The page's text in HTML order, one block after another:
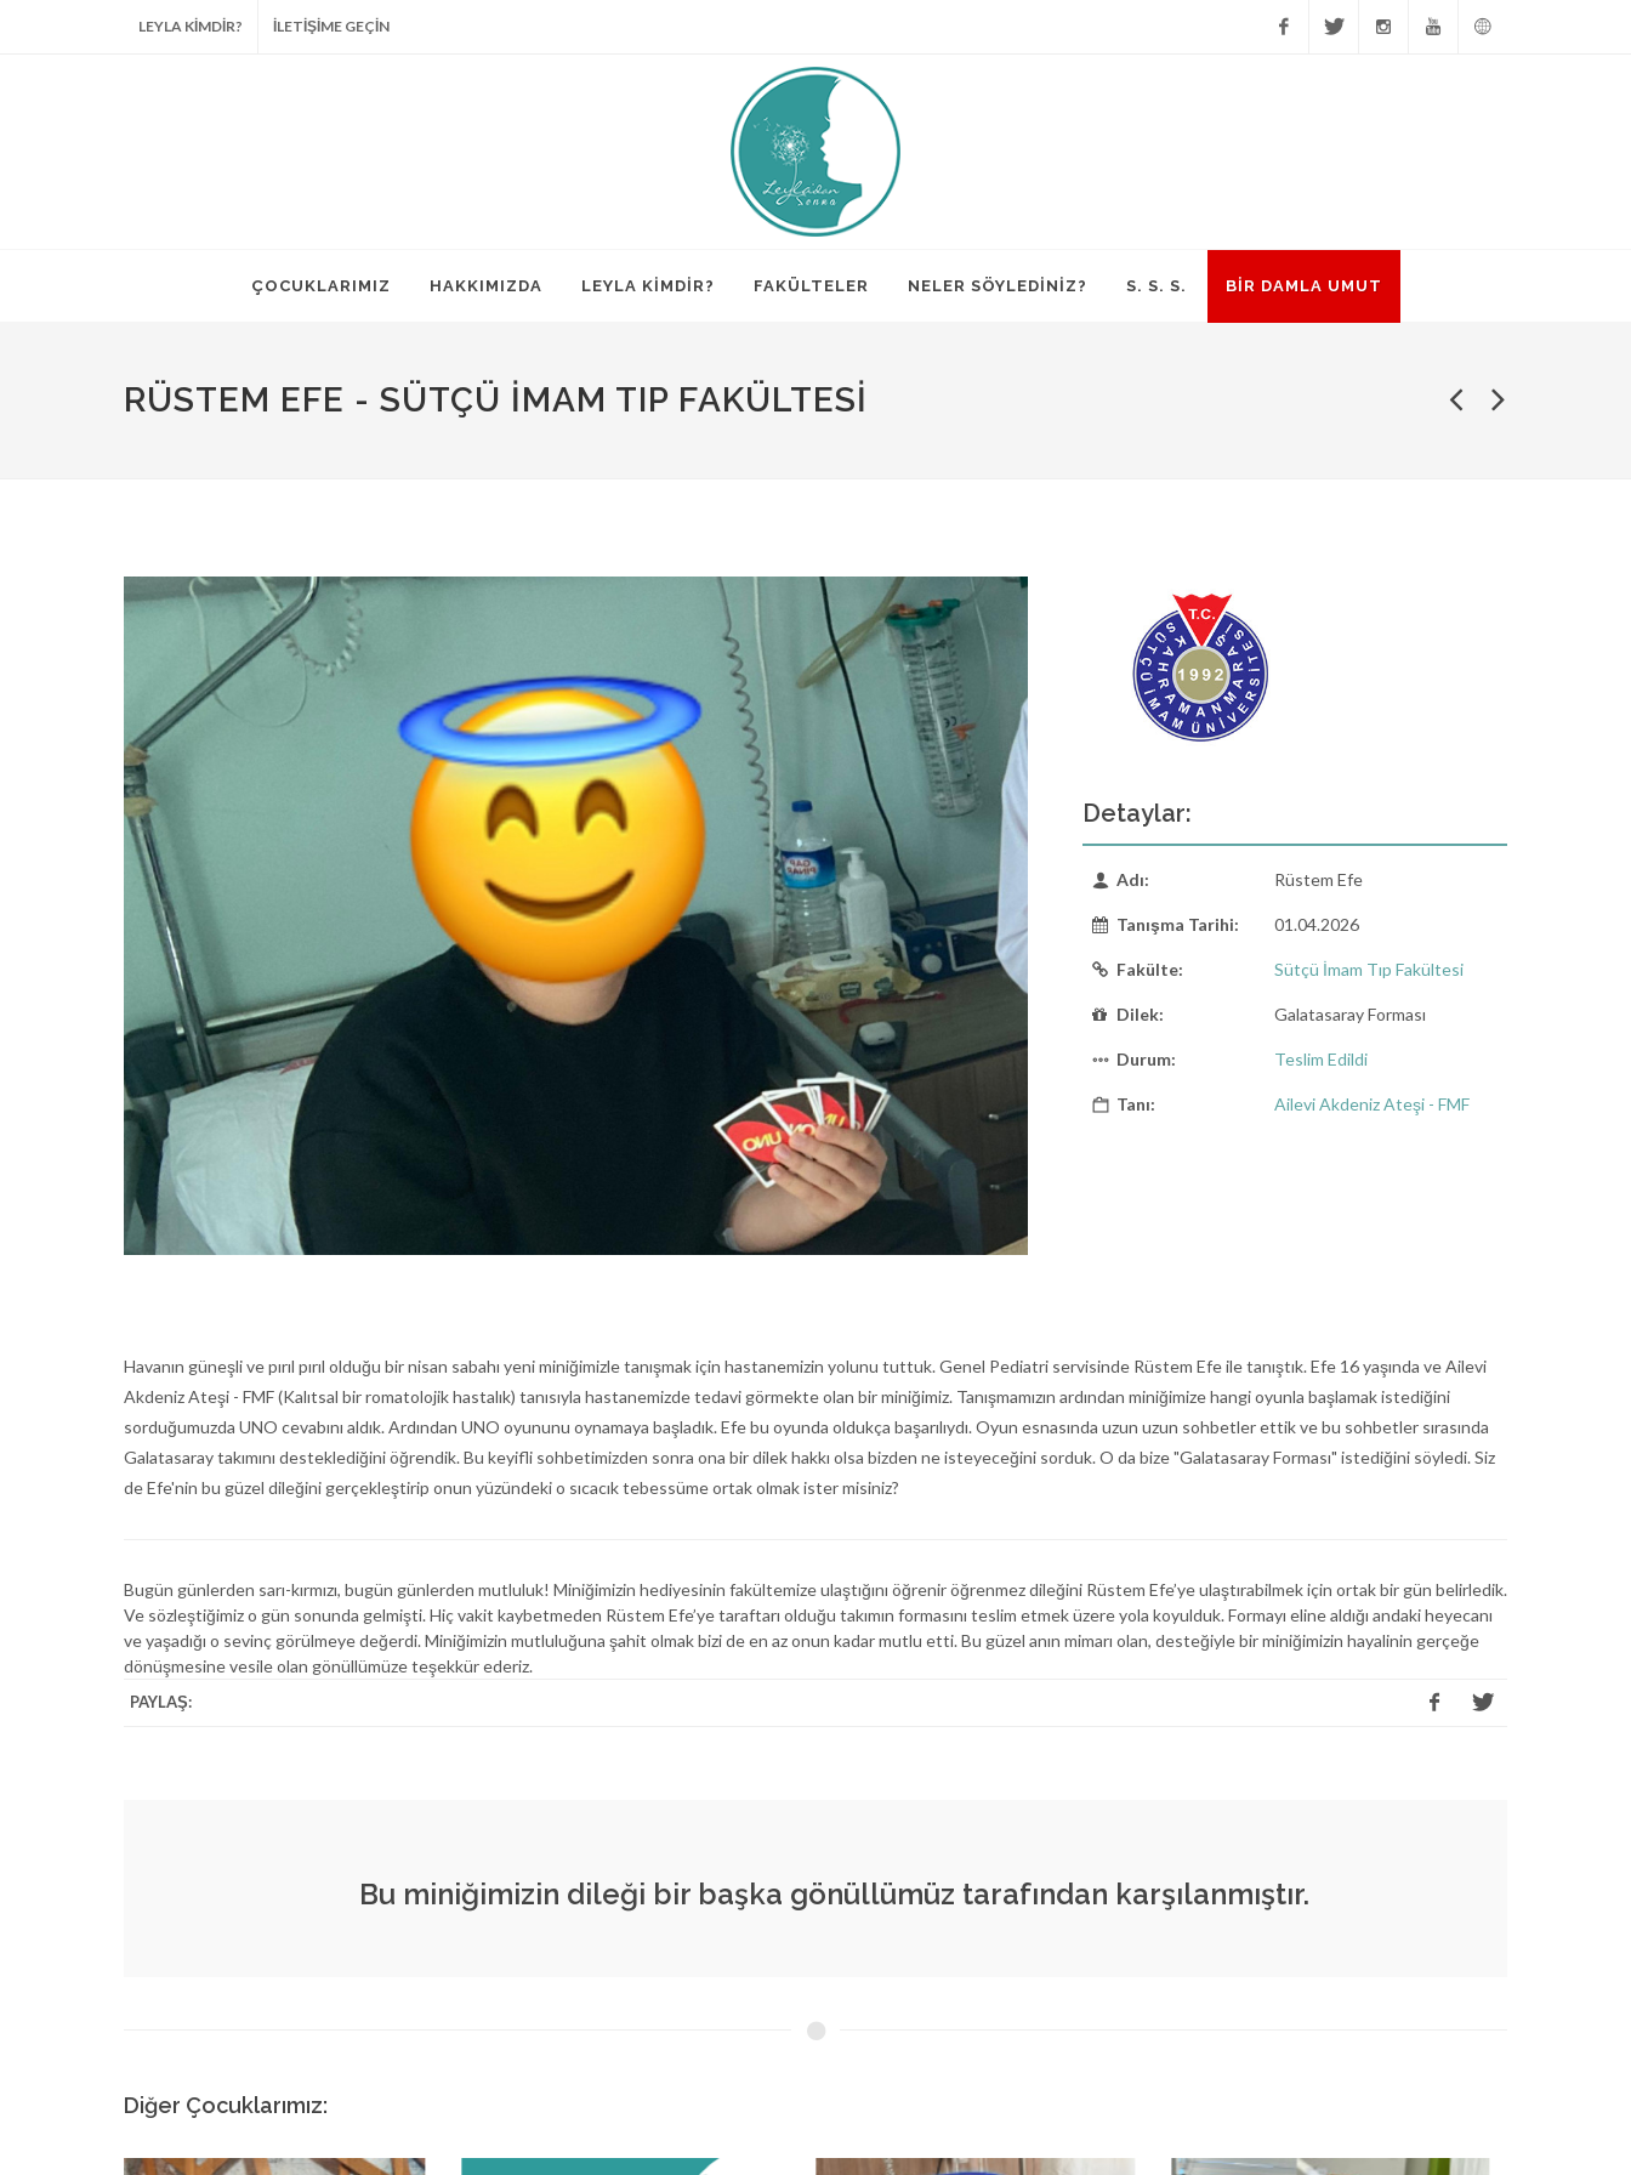
LEYLA KİMDİR? İLETİŞİME GEÇİN
ÇOCUKLARIMIZ HAKKIMIZDA LEYLA KİMDİR? FAKÜLTELER NELER SÖYLEDİNİZ? S. S. S. BİR DAMLA UMUT
RÜSTEM EFE - SÜTÇÜ İMAM TIP FAKÜLTESI
Detaylar:
Adı: Rüstem Efe
Tanışma Tarihi: 01.04.2026
Fakülte: Sütçü İmam Tıp Fakültesi
Dilek: Galatasaray Forması
Durum: Teslim Edildi
Tanı: Ailevi Akdeniz Ateşi - FMF
Havanın güneşli ve pırıl pırıl olduğu bir nisan sabahı yeni miniğimizle tanışmak için hastanemizin yolunu tuttuk. Genel Pediatri servisinde Rüstem Efe ile tanıştık. Efe 16 yaşında ve Ailevi
Akdeniz Ateşi - FMF (Kalıtsal bir romatolojik hastalık) tanısıyla hastanemizde tedavi görmekte olan bir miniğimiz. Tanışmamızın ardından miniğimize hangi oyunla başlamak istediğini
sorduğumuzda UNO cevabını aldık. Ardından UNO oyununu oynamaya başladık. Efe bu oyunda oldukça başarılıydı. Oyun esnasında uzun uzun sohbetler ettik ve bu sohbetler sırasında
Galatasaray takımını desteklediğini öğrendik. Bu keyifli sohbetimizden sonra ona bir dilek hakkı olsa bizden ne isteyeceğini sorduk. O da bize "Galatasaray Forması" istediğini söyledi. Siz
de Efe'nin bu güzel dileğini gerçekleştirip onun yüzündeki o sıcacık tebessüme ortak olmak ister misiniz?
Bugün günlerden sarı-kırmızı, bugün günlerden mutluluk! Miniğimizin hediyesinin fakültemize ulaştığını öğrenir öğrenmez dileğini Rüstem Efe’ye ulaştırabilmek için ortak bir gün belirledik.
Ve sözleştiğimiz o gün sonunda gelmişti. Hiç vakit kaybetmeden Rüstem Efe’ye taraftarı olduğu takımın formasını teslim etmek üzere yola koyulduk. Formayı eline aldığı andaki heyecanı
ve yaşadığı o sevinç görülmeye değerdi. Miniğimizin mutluluğuna şahit olmak bizi de en az onun kadar mutlu etti. Bu güzel anın mimarı olan, desteğiyle bir miniğimizin hayalinin gerçeğe
dönüşmesine vesile olan gönüllümüze teşekkür ederiz.
PAYLAŞ:
Bu miniğimizin dileği bir başka gönüllümüz tarafından karşılanmıştır.
Diğer Çocuklarımız: